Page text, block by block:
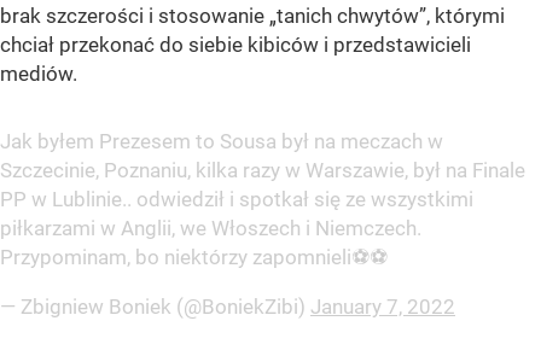
brak szczerości i stosowanie „tanich chwytów”, którymi
chciał przekonać do siebie kibiców i przedstawicieli
mediów.
Jak byłem Prezesem to Sousa był na meczach w
Szczecinie, Poznaniu, kilka razy w Warszawie, był na Finale
PP w Lublinie.. odwiedził i spotkał się ze wszystkimi
piłkarzami w Anglii, we Włoszech i Niemczech.
Przypominam, bo niektórzy zapomnieli⚽️⚽️
— Zbigniew Boniek (@BoniekZibi) January 7, 2022